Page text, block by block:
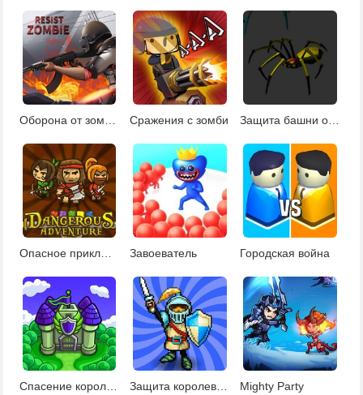
Сражения с зомби Защита башни от пауков
Опасное приключение Завоеватель Городская война
Спасение королевства Защита королевства от монстров 2 Mighty Party